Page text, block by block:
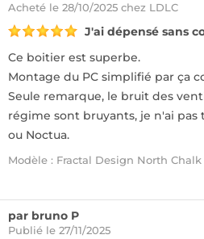
Acheté le 28/10/2025 chez LDLC
J'ai dépensé sans
Ce boitier est superbe.
Montage du PC simplifié par ça
Seule remarque, le bruit des
régime sont bruyants, je n'ai pas
ou Noctua.
Modèle : Fractal Design North
par bruno P
Publié le 27/11/2025